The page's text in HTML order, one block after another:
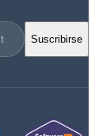
Suscribirse